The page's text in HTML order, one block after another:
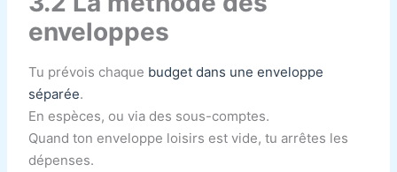
enveloppes
Tu prévois chaque budget dans une enveloppe
séparée.
En espèces, ou via des sous-comptes.
Quand ton enveloppe loisirs est vide, tu arrêtes les
dépenses.